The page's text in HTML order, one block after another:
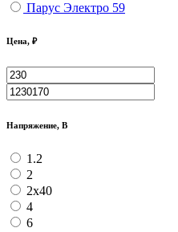
Парус Электро 59
Цена, ₽
Напряжение, В
1.2
2
2х40
4
6